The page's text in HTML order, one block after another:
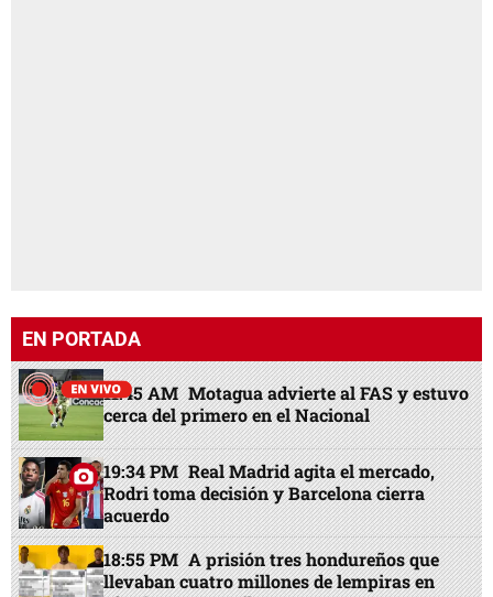
EN PORTADA
11:45 AM Motagua advierte al FAS y estuvo
cerca del primero en el Nacional
19:34 PM Real Madrid agita el mercado,
Rodri toma decisión y Barcelona cierra
acuerdo
18:55 PM A prisión tres hondureños que
llevaban cuatro millones de lempiras en